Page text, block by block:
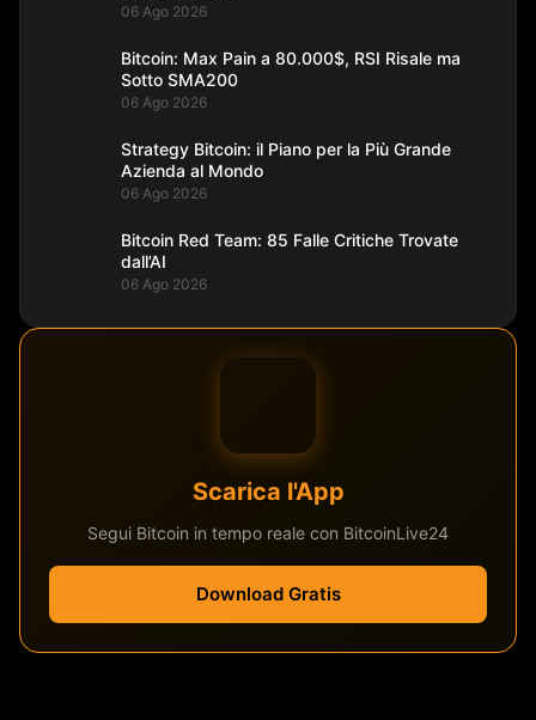
06 Ago 2026
Bitcoin: Max Pain a 80.000$, RSI Risale ma
Sotto SMA200
06 Ago 2026
Strategy Bitcoin: il Piano per la Più Grande
Azienda al Mondo
06 Ago 2026
Bitcoin Red Team: 85 Falle Critiche Trovate
dall’AI
06 Ago 2026
Scarica l'App
Segui Bitcoin in tempo reale con BitcoinLive24
Download Gratis